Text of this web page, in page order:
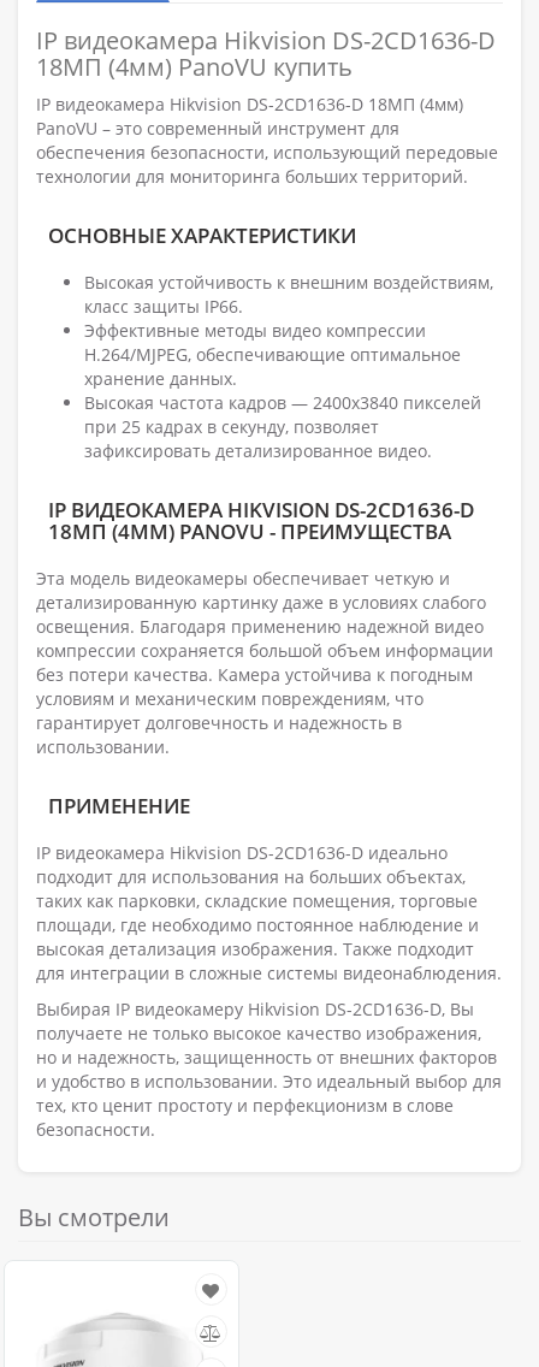
IP видеокамера Hikvision DS-2CD1636-D
18МП (4мм) PanoVU купить
IP видеокамера Hikvision DS-2CD1636-D 18МП (4мм)
PanoVU – это современный инструмент для
обеспечения безопасности, использующий передовые
технологии для мониторинга больших территорий.
ОСНОВНЫЕ ХАРАКТЕРИСТИКИ
Высокая устойчивость к внешним воздействиям,
класс защиты IP66.
Эффективные методы видео компрессии
H.264/MJPEG, обеспечивающие оптимальное
хранение данных.
Высокая частота кадров — 2400х3840 пикселей
при 25 кадрах в секунду, позволяет
зафиксировать детализированное видео.
IP ВИДЕОКАМЕРА HIKVISION DS-2CD1636-D
18МП (4ММ) PANOVU - ПРЕИМУЩЕСТВА
Эта модель видеокамеры обеспечивает четкую и
детализированную картинку даже в условиях слабого
освещения. Благодаря применению надежной видео
компрессии сохраняется большой объем информации
без потери качества. Камера устойчива к погодным
условиям и механическим повреждениям, что
гарантирует долговечность и надежность в
использовании.
ПРИМЕНЕНИЕ
IP видеокамера Hikvision DS-2CD1636-D идеально
подходит для использования на больших объектах,
таких как парковки, складские помещения, торговые
площади, где необходимо постоянное наблюдение и
высокая детализация изображения. Также подходит
для интеграции в сложные системы видеонаблюдения.
Выбирая IP видеокамеру Hikvision DS-2CD1636-D, Вы
получаете не только высокое качество изображения,
но и надежность, защищенность от внешних факторов
и удобство в использовании. Это идеальный выбор для
тех, кто ценит простоту и перфекционизм в слове
безопасности.
Вы смотрели